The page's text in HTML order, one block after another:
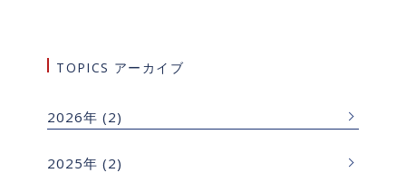
TOPICS アーカイブ
2026年 (2)
2025年 (2)